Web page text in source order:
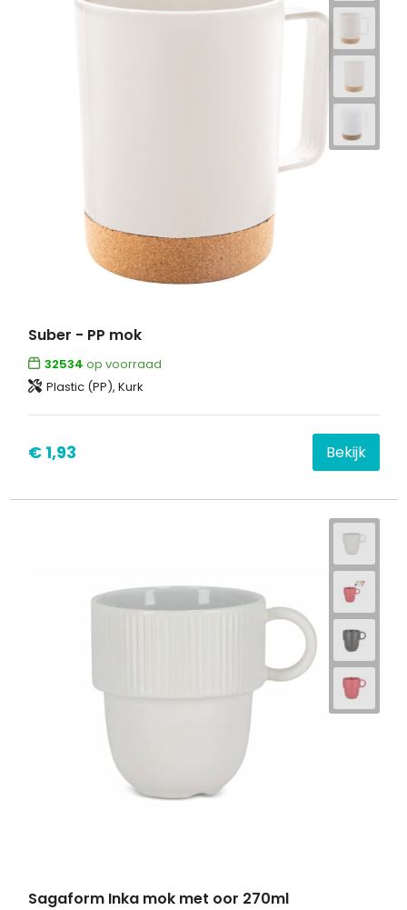
Suber - PP mok
32534 op voorraad
Plastic (PP), Kurk
€ 1,93 Bekijk
Sagaform Inka mok met oor 270ml